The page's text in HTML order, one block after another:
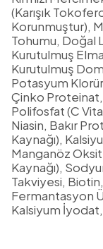
(Karışık
Korunmuştur),
Tohumu, Doğal
Kurutulmuş
Kurutulmuş
Potasyum
Çinko
Polifosfat (C
Niasin, Bakır
Kaynağı),
Manganöz
Kaynağı),
Takviyesi,
Fermantasyon
Kalsiyum